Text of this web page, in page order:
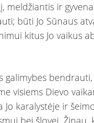
meldžiantis ir
būti Jo Sūnaus
kitus Jo vaikus
galimybes
visiems Dievo
Jo karalystėje ir
bei šlovei. Žinau,